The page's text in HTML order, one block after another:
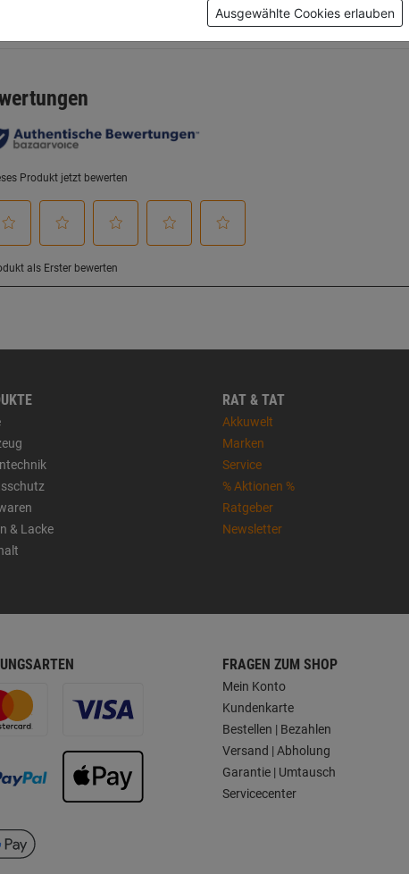
& Lacke
RAT & TAT
Akkuwelt
Marken
Service
% Aktionen %
Ratgeber
Newsletter
FRAGEN ZUM SHOP
Mein Konto
Kundenkarte
Bestellen | Bezahlen
Versand | Abholung
Garantie | Umtausch
Servicecenter
Ausgewählte Cookies erlauben